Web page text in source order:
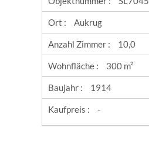
Ort : Aukrug
Anzahl Zimmer : 10,0
Wohnfläche : 300 m²
Baujahr : 1914
Kaufpreis : -